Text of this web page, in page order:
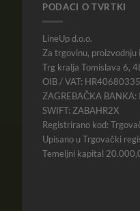
PODACI O TVRTKI
LineUp d.o.o.
Za trgovinu, proizvodnju
Trg kralja Tomislava 6,
OIB / VAT:
ZAGREBAČKA
SWIFT: ZABAHR2X
Registrirano kod:
Upisano u Trgovački
Temeljni kapital